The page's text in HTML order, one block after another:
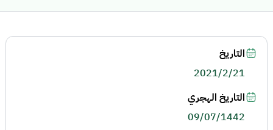
التاريخ
2021/2/21
التاريخ الهجري
09/07/1442